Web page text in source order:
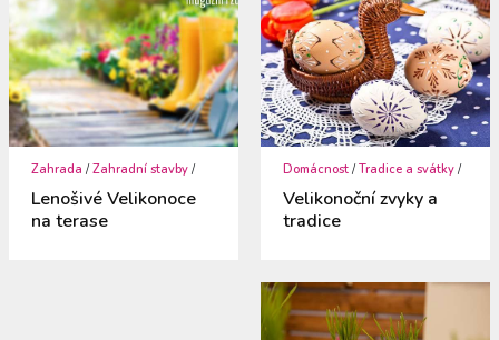
Zahrada /Zahradní stavby /
Lenošivé Velikonoce
na terase
Domácnost /Tradice a svátky /
Velikonoční zvyky a
tradice